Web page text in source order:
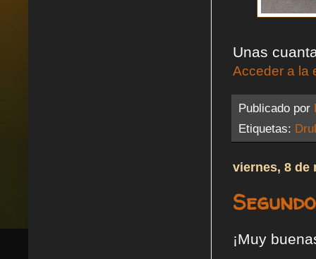
Unas
Acceder a la
Publicado por
Etiquetas:
viernes, 8 de
¡Muy